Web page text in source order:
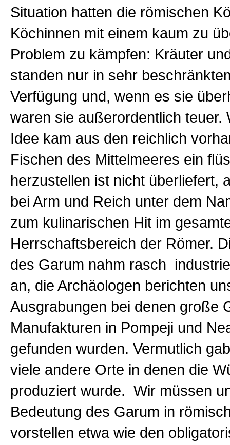
Situation hatten die römischen
Köchinnen mit einem kaum zu
Problem zu kämpfen: Kräuter
standen nur in sehr
Verfügung und, wenn es sie
waren sie außerordentlich teuer.
Idee kam aus den reichlich
Fischen des Mittelmeeres ein
herzustellen ist nicht überliefert,
bei Arm und Reich unter dem
zum kulinarischen Hit im
Herrschaftsbereich der Römer.
des Garum nahm rasch
an, die Archäologen berichten
Ausgrabungen bei denen große
Manufakturen in Pompeji und
gefunden wurden. Vermutlich
viele andere Orte in denen die
produziert wurde. Wir müssen
Bedeutung des Garum in
vorstellen etwa wie den